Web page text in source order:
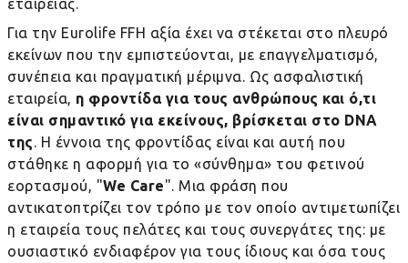
εταιρείας.
Για την Eurolife FFH αξία έχει να στέκεται στο πλευρό
εκείνων που την εμπιστεύονται, με επαγγελματισμό,
συνέπεια και πραγματική μέριμνα. Ως ασφαλιστική
εταιρεία, η φροντίδα για τους ανθρώπους και ό,τι
είναι σημαντικό για εκείνους, βρίσκεται στο DNA
της. Η έννοια της φροντίδας είναι και αυτή που
στάθηκε η αφορμή για το «σύνθημα» του φετινού
εορτασμού, "We Care". Μια φράση που
αντικατοπτρίζει τον τρόπο με τον οποίο αντιμετωπίζει
η εταιρεία τους πελάτες και τους συνεργάτες της: με
ουσιαστικό ενδιαφέρον για τους ίδιους και όσα τους